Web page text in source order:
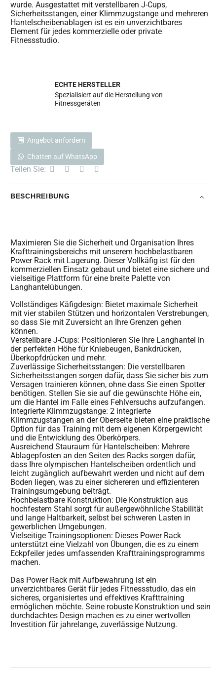
wurde. Ausgestattet mit verstellbaren J-Cups,
Sicherheitsstangen, einer Klimmzugstange und mehreren
Hantelscheibenablagen ist es ein unverzichtbares
Element für jedes kommerzielle oder private
Fitnessstudio.
ECHTE HERSTELLER
Spezialisiert auf die Herstellung von
Fitnessgeräten
Angebot anfordern
Chatten auf WhatsApp
Teilen Sie:
BESCHREIBUNG
Maximieren Sie die Sicherheit und Organisation Ihres
Krafttrainingsbereichs mit unserem hochbelastbaren
Power Rack mit Lagerung. Dieser Vollkäfig ist für den
kommerziellen Einsatz gebaut und bietet eine sichere und
vielseitige Plattform für eine breite Palette von
Langhantelübungen.
Vollständiges Käfigdesign: Bietet maximale Sicherheit
mit vier stabilen Stützen und horizontalen Verstrebungen,
so dass Sie mit Zuversicht an Ihre Grenzen gehen
können.
Verstellbare J-Cups: Positionieren Sie Ihre Langhantel in
der perfekten Höhe für Kniebeugen, Bankdrücken,
Überkopfdrücken und mehr.
Zuverlässige Sicherheitsstangen: Die verstellbaren
Sicherheitsstangen sorgen dafür, dass Sie sicher bis zum
Versagen trainieren können, ohne dass Sie einen Spotter
benötigen. Stellen Sie sie auf die gewünschte Höhe ein,
um die Hantel im Falle eines Fehlversuchs aufzufangen.
Integrierte Klimmzugstange: 2 integrierte
Klimmzugstangen an der Oberseite bieten eine praktische
Option für das Training mit dem eigenen Körpergewicht
und die Entwicklung des Oberkörpers.
Ausreichend Stauraum für Hantelscheiben: Mehrere
Ablagepfosten an den Seiten des Racks sorgen dafür,
dass Ihre olympischen Hantelscheiben ordentlich und
leicht zugänglich aufbewahrt werden und nicht auf dem
Boden liegen, was zu einer sichereren und effizienteren
Trainingsumgebung beiträgt.
Hochbelastbare Konstruktion: Die Konstruktion aus
hochfestem Stahl sorgt für außergewöhnliche Stabilität
und lange Haltbarkeit, selbst bei schweren Lasten in
gewerblichen Umgebungen.
Vielseitige Trainingsoptionen: Dieses Power Rack
unterstützt eine Vielzahl von Übungen, die es zu einem
Eckpfeiler jedes umfassenden Krafttrainingsprogramms
machen.
Das Power Rack mit Aufbewahrung ist ein
unverzichtbares Gerät für jedes Fitnessstudio, das ein
sicheres, organisiertes und effektives Krafttraining
ermöglichen möchte. Seine robuste Konstruktion und sein
durchdachtes Design machen es zu einer wertvollen
Investition für jahrelange, zuverlässige Nutzung.